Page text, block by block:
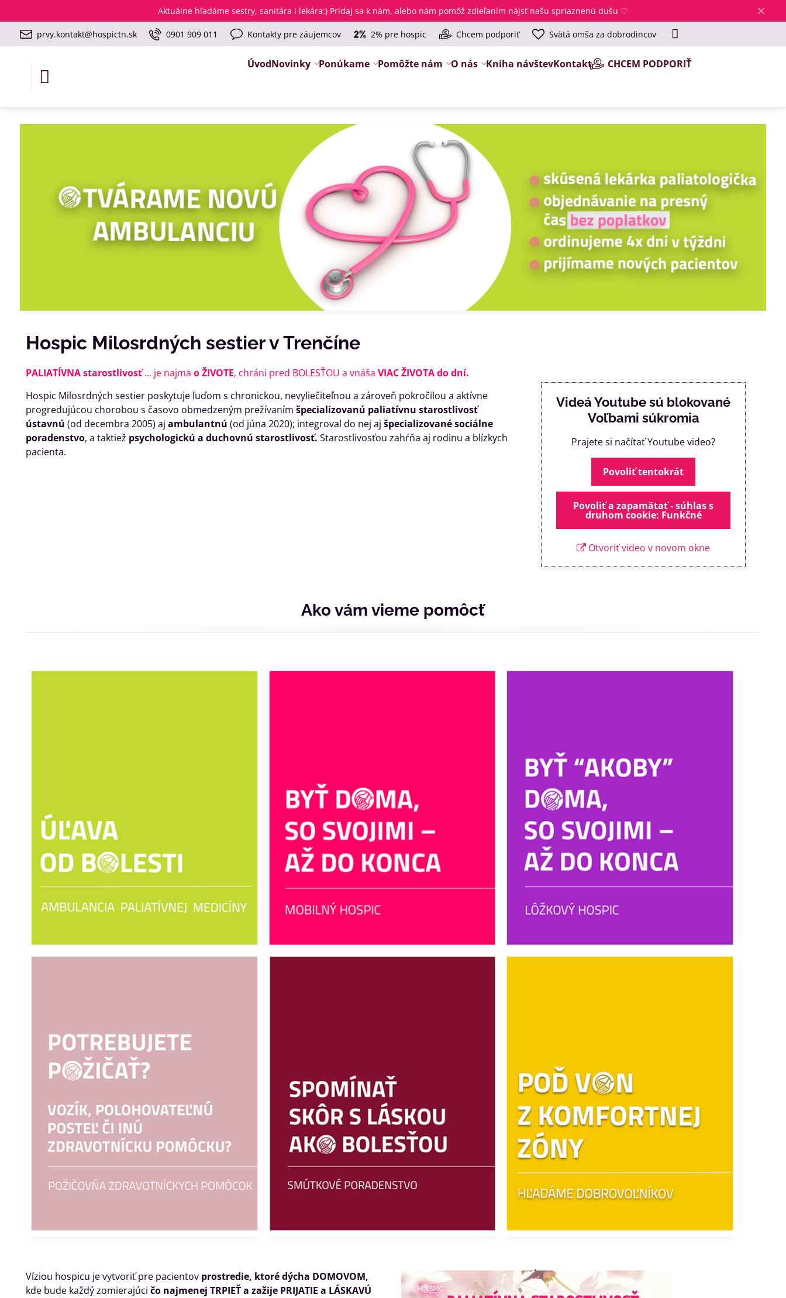
✕
Aktuálne hľadáme sestry, sanitára i lekára:) Pridaj sa k nám, alebo nám pomôž zdieľaním nájsť našu spriaznenú dušu ♡
prvy.kontakt@hospictn.sk 0901 909 011 Kontakty pre záujemcov 2% pre hospic Chcem podporiť Svätá omša za dobrodincov
ÚvodNovinky Ponúkame Pomôžte nám O nás Kniha návštevKontakt CHCEM PODPORIŤ
Hospic Milosrdných sestier v Trenčíne
PALIATÍVNA starostlivosť... je najmä o ŽIVOTE, chráni pred BOLESŤOU a vnáša VIAC ŽIVOTA do dní.
Hospic Milosrdných sestier poskytuje ľuďom s chronickou, nevyliečiteľnou a zároveň pokročilou a aktívne
progredujúcou chorobou s časovo obmedzeným prežívaním špecializovanú paliatívnu starostlivosť
ústavnú (od decembra 2005) aj ambulantnú (od júna 2020); integroval do nej aj špecializované sociálne
poradenstvo, a taktiež psychologickú a duchovnú starostlivosť. Starostlivosťou zahŕňa aj rodinu a blízkych
pacienta.
Videá Youtube sú blokované
Voľbami súkromia
Prajete si načítať Youtube video?
Povoliť tentokrát
Povoliť a zapamätať - súhlas s
druhom cookie: Funkčné
Otvoriť video v novom okne
Ako vám vieme pomôcť
Víziou hospicu je vytvoriť pre pacientov prostredie, ktoré dýcha DOMOVOM,
kde bude každý zomierajúci čo najmenej TRPIEŤ a zažije PRIJATIE a LÁSKAVÚ